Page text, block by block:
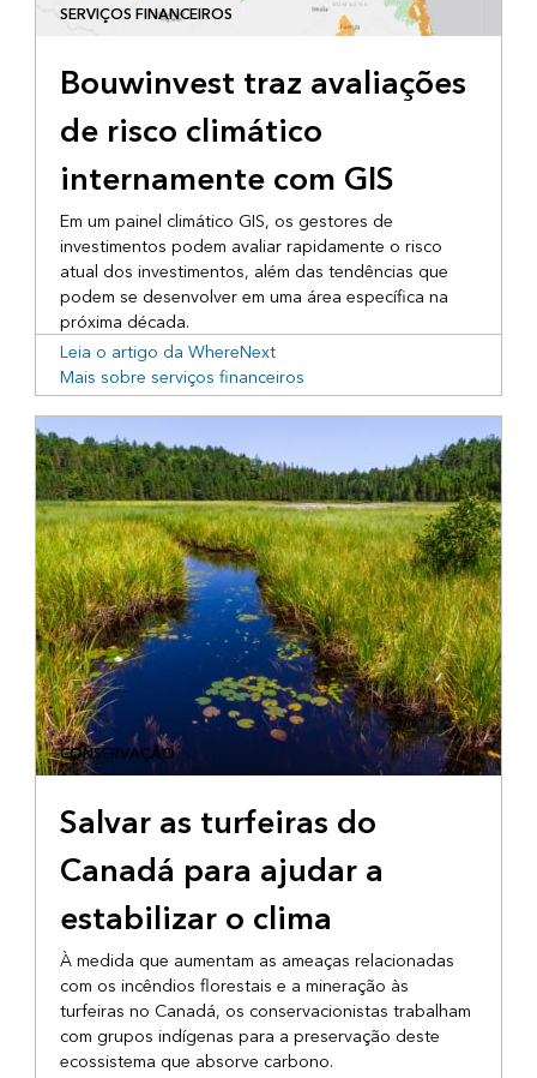
SERVIÇOS FINANCEIROS
Bouwinvest traz avaliações
de risco climático
internamente com GIS
Em um painel climático GIS, os gestores de
investimentos podem avaliar rapidamente o risco
atual dos investimentos, além das tendências que
podem se desenvolver em uma área específica na
próxima década.
Leia o artigo da WhereNext
Mais sobre serviços financeiros
CONSERVAÇÃO
Salvar as turfeiras do
Canadá para ajudar a
estabilizar o clima
À medida que aumentam as ameaças relacionadas
com os incêndios florestais e a mineração às
turfeiras no Canadá, os conservacionistas trabalham
com grupos indígenas para a preservação deste
ecossistema que absorve carbono.